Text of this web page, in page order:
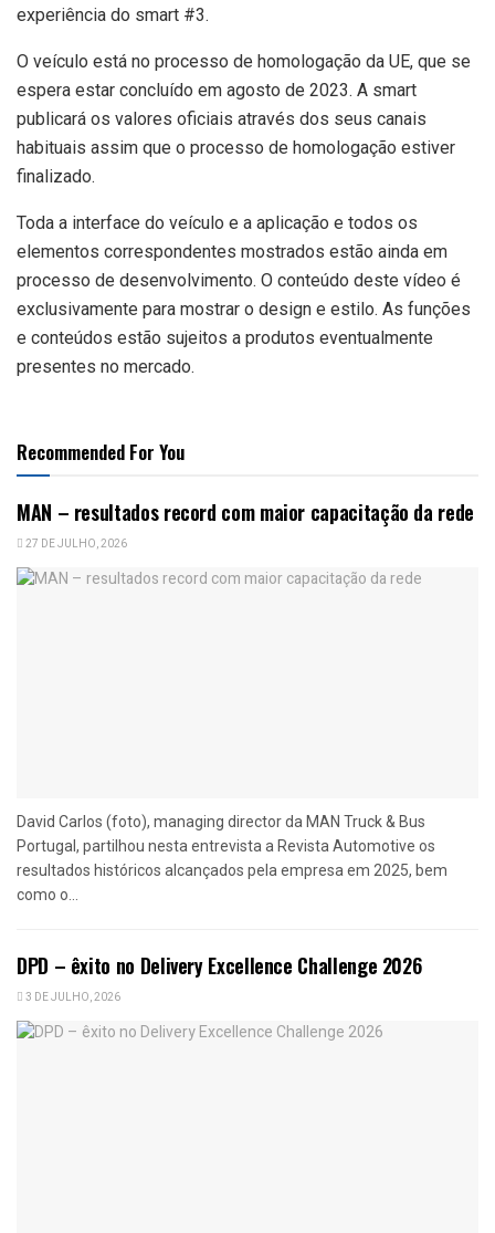
experiência do smart #3.
O veículo está no processo de homologação da UE, que se
espera estar concluído em agosto de 2023. A smart
publicará os valores oficiais através dos seus canais
habituais assim que o processo de homologação estiver
finalizado.
Toda a interface do veículo e a aplicação e todos os
elementos correspondentes mostrados estão ainda em
processo de desenvolvimento. O conteúdo deste vídeo é
exclusivamente para mostrar o design e estilo. As funções
e conteúdos estão sujeitos a produtos eventualmente
presentes no mercado.
Recommended For You
MAN – resultados record com maior capacitação da rede
27 DE JULHO, 2026
David Carlos (foto), managing director da MAN Truck & Bus
Portugal, partilhou nesta entrevista a Revista Automotive os
resultados históricos alcançados pela empresa em 2025, bem
como o...
DPD – êxito no Delivery Excellence Challenge 2026
3 DE JULHO, 2026